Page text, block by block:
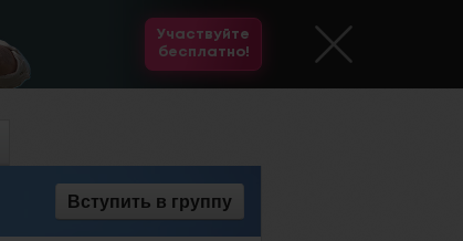
Участвуйте
бесплатно!
Вступить в группу